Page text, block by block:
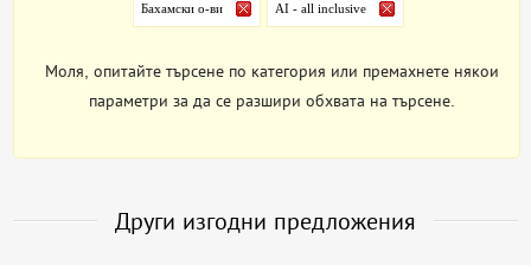
Бахамски о-ви AI - all inclusive
Моля, опитайте търсене по категория или премахнете някои
параметри за да се разшири обхвата на търсене.
Други изгодни предложения